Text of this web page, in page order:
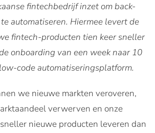
fintechbedrijf inzet om back-
automatiseren. Hiermee levert de
fintech-producten tien keer sneller
onboarding van een week naar 10
code automatiseringsplatform.
we nieuwe markten veroveren,
verwerven en onze
nieuwe producten leveren dan